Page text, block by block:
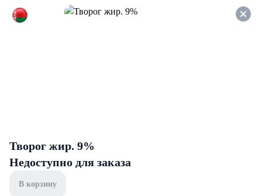
Оформляйте заказ НА
САМОВЫВОЗ и получайте
Творог жир. 9%
Недоступно для заказа
В корзину